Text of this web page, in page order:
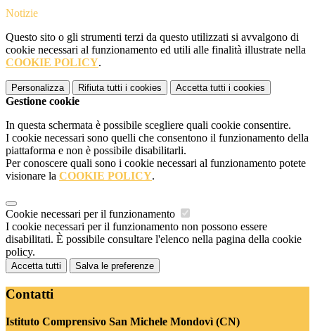
Notizie
Questo sito o gli strumenti terzi da questo utilizzati si avvalgono di
cookie necessari al funzionamento ed utili alle finalità illustrate nella
COOKIE POLICY.
Personalizza Rifiuta tutti i cookies Accetta tutti i cookies
Gestione cookie
In questa schermata è possibile scegliere quali cookie consentire.
I cookie necessari sono quelli che consentono il funzionamento della
piattaforma e non è possibile disabilitarli.
Per conoscere quali sono i cookie necessari al funzionamento potete
visionare la COOKIE POLICY.
Cookie necessari per il funzionamento
I cookie necessari per il funzionamento non possono essere
disabilitati. È possibile consultare l'elenco nella pagina della cookie
policy.
Accetta tutti Salva le preferenze
Contatti
Istituto Comprensivo San Michele Mondovì (CN)